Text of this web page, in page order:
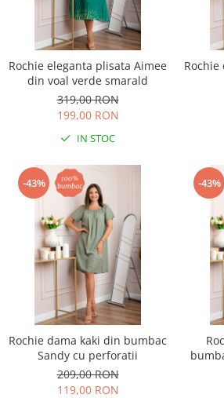
Rochie eleganta plisata Aimee
din voal verde smarald
319,00 RON
199,00 RON
IN STOC
-43%
Rochie dama kaki din bumbac
Sandy cu perforatii
209,00 RON
119,00 RON
-43%